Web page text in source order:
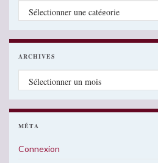
Catégories
ARCHIVES
Archives
MÉTA
Connexion